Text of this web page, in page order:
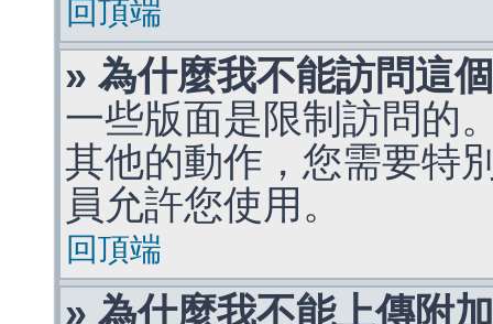
回頂端
» 為什麼我不能訪問這
一些版面是限制訪問的
其他的動作，您需要特
員允許您使用。
回頂端
» 為什麼我不能上傳附